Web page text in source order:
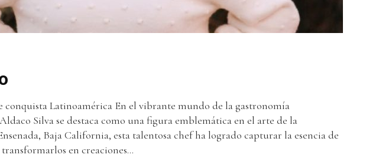
conquista Latinoamérica En el vibrante mundo de la gastronomía
Silva se destaca como una figura emblemática en el arte de la
Baja California, esta talentosa chef ha logrado capturar la esencia de
en creaciones...